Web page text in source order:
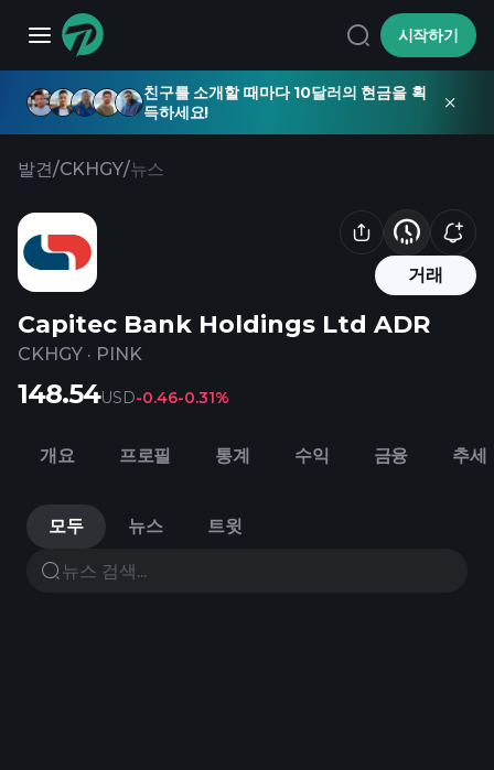
시작하기
친구를 소개할 때마다 10달러의 현금을 획
득하세요!
발견/CKHGY/뉴스
거래
Capitec Bank Holdings Ltd ADR
CKHGY · PINK
148.54USD-0.46-0.31%
개요 프로필 통계 수익 금융 추세
모두 뉴스 트윗